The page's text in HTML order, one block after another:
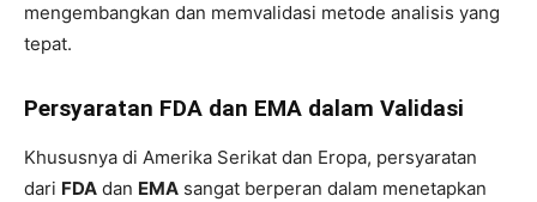
mengembangkan dan memvalidasi metode analisis yang
tepat.
Persyaratan FDA dan EMA dalam Validasi
Khususnya di Amerika Serikat dan Eropa, persyaratan
dari FDA dan EMA sangat berperan dalam menetapkan